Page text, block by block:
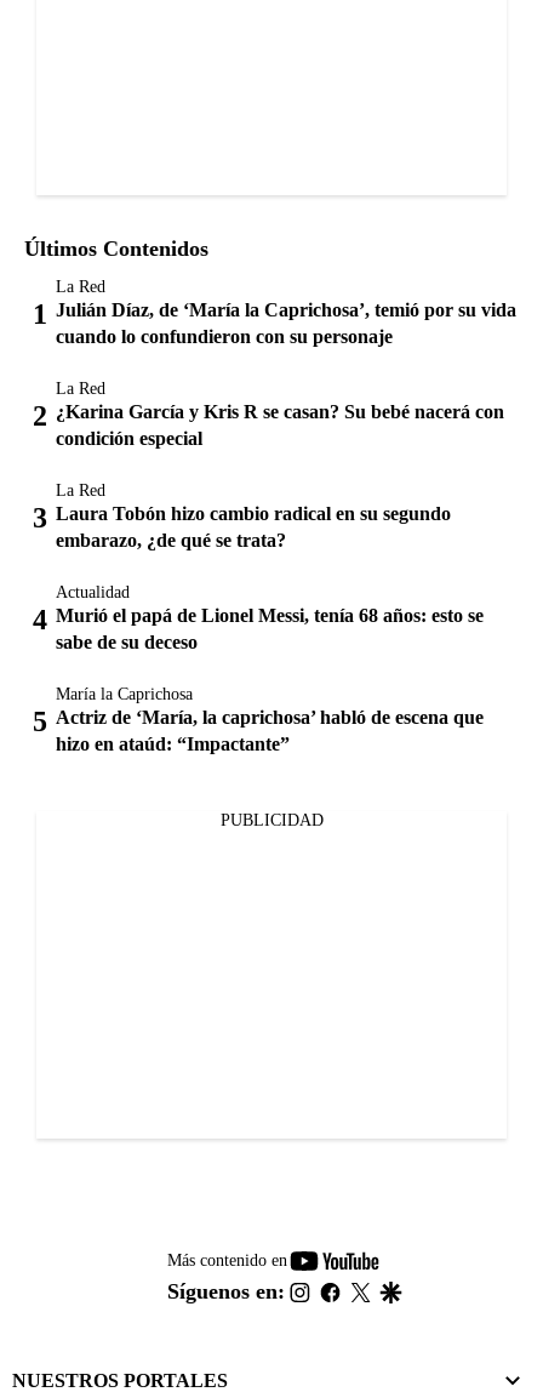
Últimos Contenidos
La Red
Julián Díaz, de ‘María la Caprichosa’, temió por su vida
cuando lo confundieron con su personaje
La Red
¿Karina García y Kris R se casan? Su bebé nacerá con
condición especial
La Red
Laura Tobón hizo cambio radical en su segundo
embarazo, ¿de qué se trata?
Actualidad
Murió el papá de Lionel Messi, tenía 68 años: esto se
sabe de su deceso
María la Caprichosa
Actriz de ‘María, la caprichosa’ habló de escena que
hizo en ataúd: “Impactante”
PUBLICIDAD
Más contenido en
youtube-
footer
Síguenos en: instagram
facebook
twitter
NUESTROS PORTALES